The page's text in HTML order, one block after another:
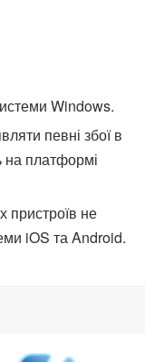
Windows.
певні збої в
на платформі
пристроїв не
iOS та Android.